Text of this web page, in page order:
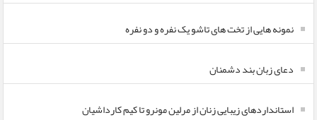
نمونه هایی از تخت های تاشو یک نفره و دو نفره
دعای زبان بند دشمنان
استانداردهای زیبایی زنان از مرلین مونرو تا کیم کارداشیان